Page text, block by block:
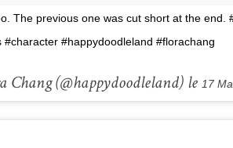
The previous one was cut short at the end.
#happydoodleland #florachang
Chang (@happydoodleland) le 17